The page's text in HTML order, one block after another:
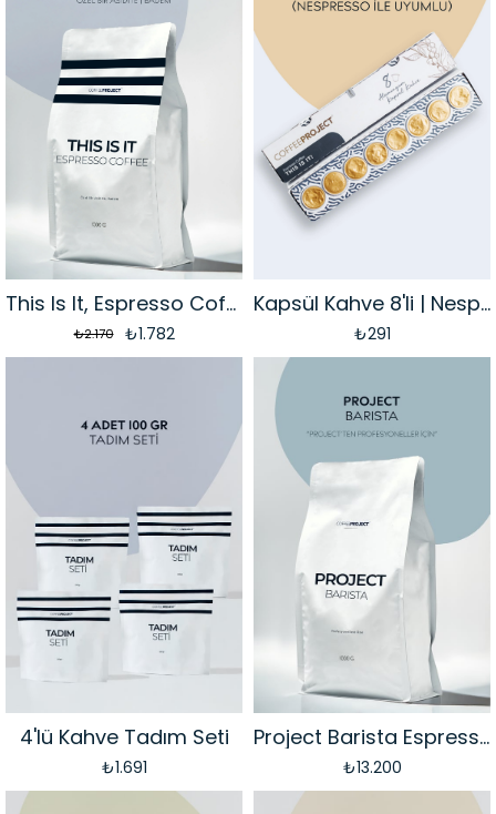
This Is It, Espresso Coffee (Toptan)
₺1.782
₺2.170
Kapsül Kahve 8'li | Nespresso Uyumlu
₺291
4'lü Kahve Tadım Seti
₺1.691
Project Barista Espresso
₺13.200